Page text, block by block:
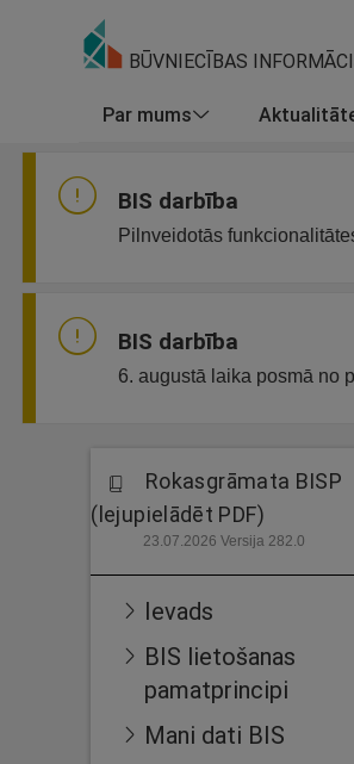
BŪVNIECĪBAS
Par mums
BIS darbība
Pilnveidotās
BIS darbība
6. augustā laika posmā no
Rokasgrāmata BISP
(lejupielādēt PDF)
23.07.2026 Versija 282.0
Ievads
BIS lietošanas
pamatprincipi
Mani dati BIS